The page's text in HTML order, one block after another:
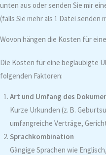
unten aus oder senden Sie mir
(falls Sie mehr als 1 Datei senden
Wovon hängen die Kosten für
Die Kosten für eine beglaubigte
folgenden Faktoren:
Art und Umfang des
Kurze Urkunden (z. B.
umfangreiche Verträge,
Sprachkombination
Gängige Sprachen wie